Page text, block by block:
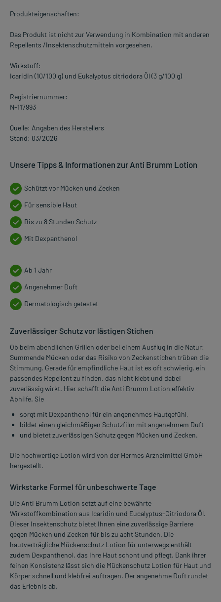
Produkteigenschaften:
Das Produkt ist nicht zur Verwendung in Kombination mit anderen
Repellents /Insektenschutzmitteln vorgesehen.
Wirkstoff:
Icaridin (10/100 g) und Eukalyptus citriodora Öl (3 g/100 g)
Registriernummer:
N-117993
Quelle: Angaben des Herstellers
Stand: 03/2026
Unsere Tipps & Informationen zur Anti Brumm Lotion
Schützt vor Mücken und Zecken
Für sensible Haut
Bis zu 8 Stunden Schutz
Mit Dexpanthenol
Ab 1 Jahr
Angenehmer Duft
Dermatologisch getestet
Zuverlässiger Schutz vor lästigen Stichen
Ob beim abendlichen Grillen oder bei einem Ausflug in die Natur:
Summende Mücken oder das Risiko von Zeckenstichen trüben die
Stimmung. Gerade für empfindliche Haut ist es oft schwierig, ein
passendes Repellent zu finden, das nicht klebt und dabei
zuverlässig wirkt. Hier schafft die Anti Brumm Lotion effektiv
Abhilfe. Sie
sorgt mit Dexpanthenol für ein angenehmes Hautgefühl,
bildet einen gleichmäßigen Schutzfilm mit angenehmem Duft
und bietet zuverlässigen Schutz gegen Mücken und Zecken.
Die hochwertige Lotion wird von der Hermes Arzneimittel GmbH
hergestellt.
Wirkstarke Formel für unbeschwerte Tage
Die Anti Brumm Lotion setzt auf eine bewährte
Wirkstoffkombination aus Icaridin und Eucalyptus-Citriodora Öl.
Dieser Insektenschutz bietet Ihnen eine zuverlässige Barriere
gegen Mücken und Zecken für bis zu acht Stunden. Die
hautverträgliche Mückenschutz Lotion für unterwegs enthält
zudem Dexpanthenol, das Ihre Haut schont und pflegt. Dank ihrer
feinen Konsistenz lässt sich die Mückenschutz Lotion für Haut und
Körper schnell und klebfrei auftragen. Der angenehme Duft rundet
das Erlebnis ab.